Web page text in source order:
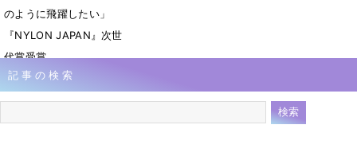
のように飛躍したい」
『NYLON JAPAN』次世
代賞受賞
2月6日 09時07分
記事の検索